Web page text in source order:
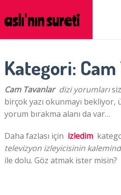
Kategori:
Cam Tavanlar dizi yorumları
birçok yazı okunmayı bekliyor,
yorum bırakma alanı da var…
Daha fazlası için izledim
televizyon izleyicisinin
ile dolu. Göz atmak ister misin?